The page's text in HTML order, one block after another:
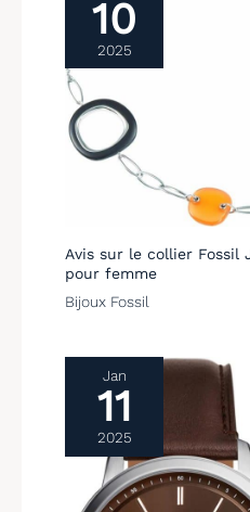
analogique en quartz
importé au Japon et
batterie, fonctionnement
à long terme. Garantie
pendant 1 ans, garantie
de remboursement de 90
jours. Toutes les
questions sont libres de
10
2025
Avis sur le collier Fossil
pour femme
Bijoux Fossil
Jan
11
2025